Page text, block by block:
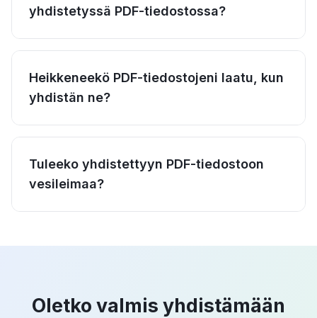
yhdistetyssä PDF-tiedostossa?
Heikkeneekö PDF-tiedostojeni laatu, kun
yhdistän ne?
Tuleeko yhdistettyyn PDF-tiedostoon
vesileimaa?
Oletko valmis yhdistämään